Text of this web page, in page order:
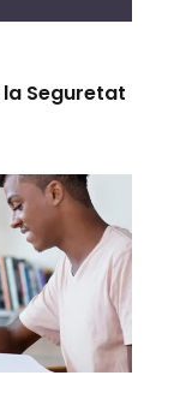
Seguretat